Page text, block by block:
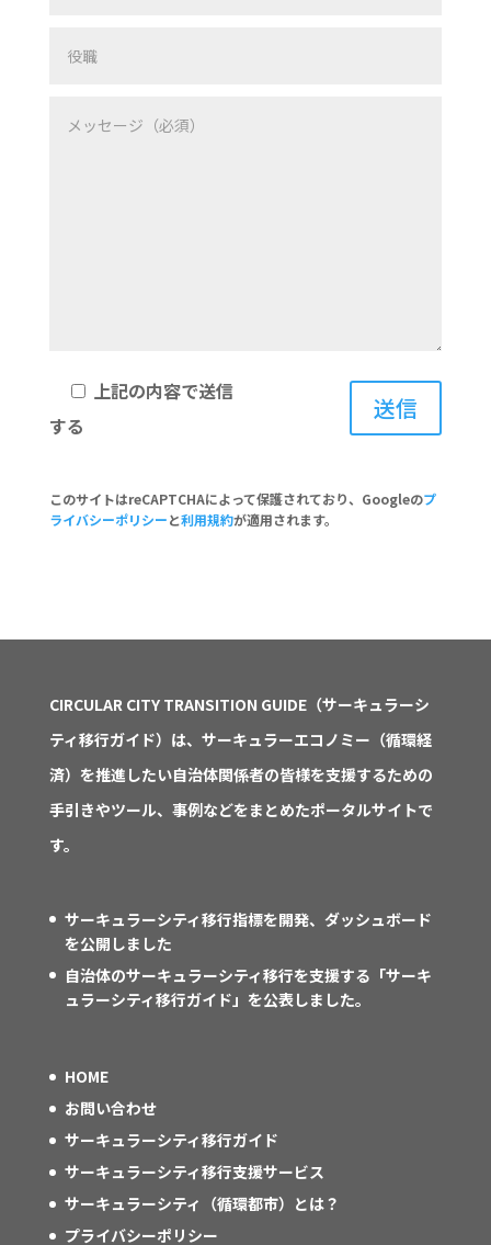
上記の内容で送信
する
このサイトはreCAPTCHAによって保護されており、Googleのプ
ライバシーポリシーと利用規約が適用されます。
CIRCULAR CITY TRANSITION GUIDE（サーキュラーシ
ティ移行ガイド）は、サーキュラーエコノミー（循環経
済）を推進したい自治体関係者の皆様を支援するための
手引きやツール、事例などをまとめたポータルサイトで
す。
サーキュラーシティ移行指標を開発、ダッシュボード
を公開しました
自治体のサーキュラーシティ移行を支援する「サーキ
ュラーシティ移行ガイド」を公表しました。
HOME
お問い合わせ
サーキュラーシティ移行ガイド
サーキュラーシティ移行支援サービス
サーキュラーシティ（循環都市）とは？
プライバシーポリシー